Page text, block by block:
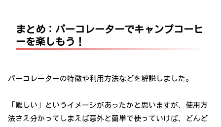
まとめ：パーコレーターでキャンプコーヒ
ーを楽しもう！
パーコレーターの特徴や利用方法などを解説しました。
「難しい」というイメージがあったかと思いますが、使用方
法さえ分かってしまえば意外と簡単で使っていけば、どんど